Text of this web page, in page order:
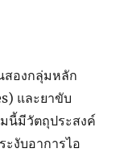
สองกลุ่มหลัก
และยาขับ
นี้มีวัตถุประสงค์
ะงับอาการไอ